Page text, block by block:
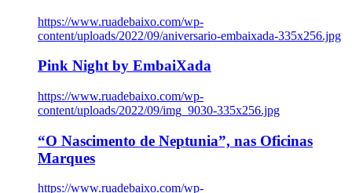
https://www.ruadebaixo.com/wp-
content/uploads/2022/09/aniversario-embaixada-335x256.jpg
Pink Night by EmbaiXada
https://www.ruadebaixo.com/wp-
content/uploads/2022/09/img_9030-335x256.jpg
“O Nascimento de Neptunia”, nas Oficinas
Marques
https://www.ruadebaixo.com/wp-